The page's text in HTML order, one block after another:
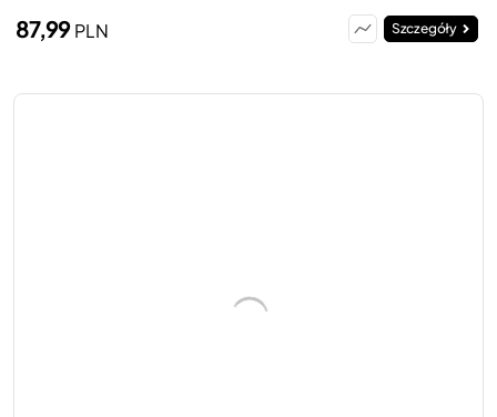
87,99PLN Szczegóły